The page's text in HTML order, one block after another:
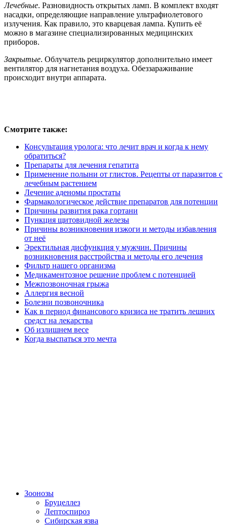
Лечебные. Разновидность открытых ламп. В комплект входят
насадки, определяющие направление ультрафиолетового
излучения. Как правило, это кварцевая лампа. Купить её
можно в магазине специализированных медицинских
приборов.
Закрытые. Облучатель рециркулятор дополнительно имеет
вентилятор для нагнетания воздуха. Обеззараживание
происходит внутри аппарата.
Смотрите также:
Консультация уролога: что лечит врач и когда к нему
обратиться?
Препараты для лечения гепатита
Применение полыни от глистов. Рецепты от паразитов с
лечебным растением
Лечение аденомы простаты
Фармакологическое действие препаратов для потенции
Причины развития рака гортани
Пункция щитовидной железы
Причины возникновения изжоги и методы избавления
от неё
Эректильная дисфункция у мужчин. Причины
возникновения расстройства и методы его лечения
Фильтр нашего организма
Медикаментозное решение проблем с потенцией
Межпозвоночная грыжа
Аллергия весной
Болезни позвоночника
Как в период финансового кризиса не тратить лешних
средст на лекарства
Об излишнем весе
Когда выспаться это мечта
Зоонозы
Бруцеллез
Лептоспироз
Сибирская язва